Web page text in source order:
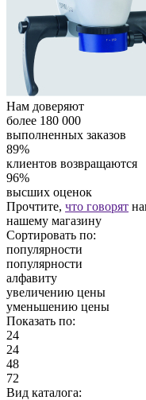
Нам доверяют
более 180 000
выполненных заказов
89%
клиентов возвращаются
96%
высших оценок
Прочтите, что говорят
нашему магазину
Сортировать по:
популярности
популярности
алфавиту
увеличению цены
уменьшению цены
Показать по:
24
24
48
72
Вид каталога: